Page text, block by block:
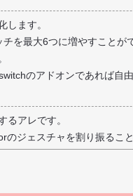
します。
を最大6つに増やすことが
のアドオンであれば自
るアレです。
ジェスチャを割り振るこ